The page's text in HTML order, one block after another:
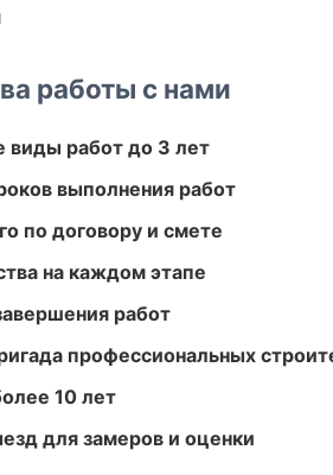
работы с нами
виды работ до 3 лет
выполнения работ
по договору и смете
на каждом этапе
работ
профессиональных
10 лет
для замеров и оценки